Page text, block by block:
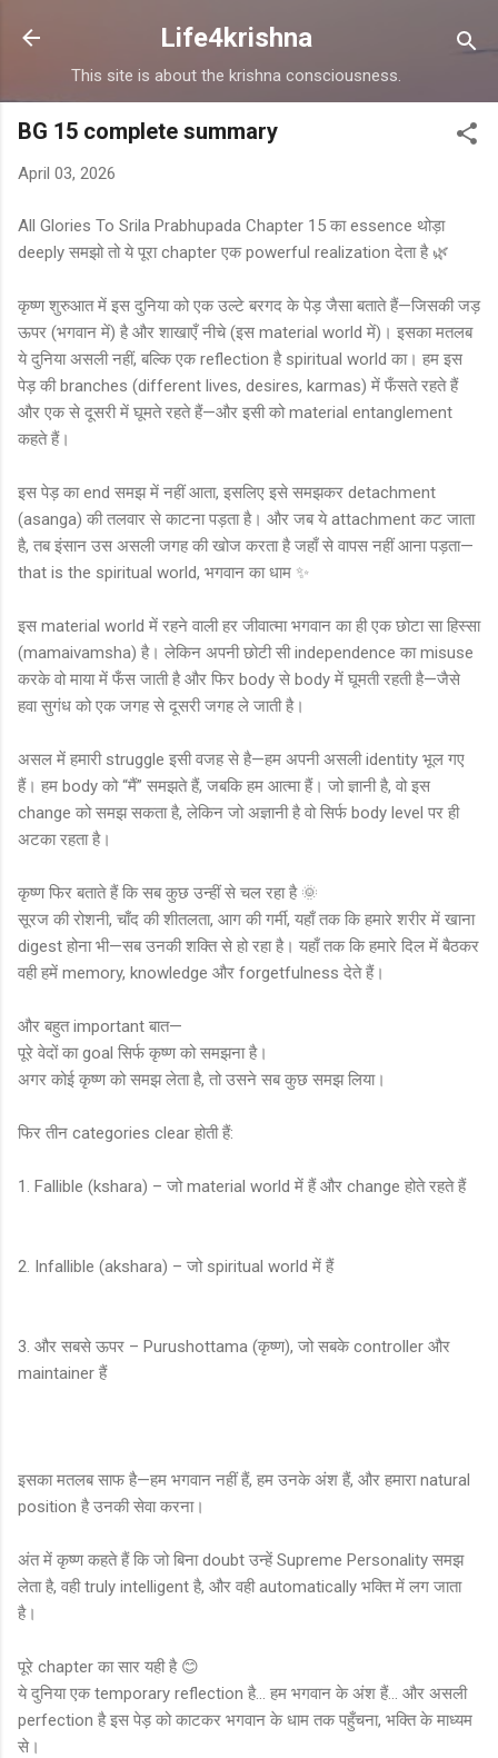
Skip to main content
Life4krishna
This site is about the krishna consciousness.
BG 15 complete summary
April 03, 2026
All Glories To Srila Prabhupada Chapter 15 का essence थोड़ा
deeply समझो तो ये पूरा chapter एक powerful realization देता है 🌿
कृष्ण शुरुआत में इस दुनिया को एक उल्टे बरगद के पेड़ जैसा बताते हैं—जिसकी जड़
ऊपर (भगवान में) है और शाखाएँ नीचे (इस material world में)। इसका मतलब
ये दुनिया असली नहीं, बल्कि एक reflection है spiritual world का। हम इस
पेड़ की branches (different lives, desires, karmas) में फँसते रहते हैं
और एक से दूसरी में घूमते रहते हैं—और इसी को material entanglement
कहते हैं।
इस पेड़ का end समझ में नहीं आता, इसलिए इसे समझकर detachment
(asanga) की तलवार से काटना पड़ता है। और जब ये attachment कट जाता
है, तब इंसान उस असली जगह की खोज करता है जहाँ से वापस नहीं आना पड़ता—
that is the spiritual world, भगवान का धाम ✨
इस material world में रहने वाली हर जीवात्मा भगवान का ही एक छोटा सा हिस्सा
(mamaivamsha) है। लेकिन अपनी छोटी सी independence का misuse
करके वो माया में फँस जाती है और फिर body से body में घूमती रहती है—जैसे
हवा सुगंध को एक जगह से दूसरी जगह ले जाती है।
असल में हमारी struggle इसी वजह से है—हम अपनी असली identity भूल गए
हैं। हम body को “मैं” समझते हैं, जबकि हम आत्मा हैं। जो ज्ञानी है, वो इस
change को समझ सकता है, लेकिन जो अज्ञानी है वो सिर्फ body level पर ही
अटका रहता है।
कृष्ण फिर बताते हैं कि सब कुछ उन्हीं से चल रहा है 🌞
सूरज की रोशनी, चाँद की शीतलता, आग की गर्मी, यहाँ तक कि हमारे शरीर में खाना
digest होना भी—सब उनकी शक्ति से हो रहा है। यहाँ तक कि हमारे दिल में बैठकर
वही हमें memory, knowledge और forgetfulness देते हैं।
और बहुत important बात—
पूरे वेदों का goal सिर्फ कृष्ण को समझना है।
अगर कोई कृष्ण को समझ लेता है, तो उसने सब कुछ समझ लिया।
फिर तीन categories clear होती हैं:
1. Fallible (kshara) – जो material world में हैं और change होते रहते हैं
2. Infallible (akshara) – जो spiritual world में हैं
3. और सबसे ऊपर – Purushottama (कृष्ण), जो सबके controller और
maintainer हैं
इसका मतलब साफ है—हम भगवान नहीं हैं, हम उनके अंश हैं, और हमारा natural
position है उनकी सेवा करना।
अंत में कृष्ण कहते हैं कि जो बिना doubt उन्हें Supreme Personality समझ
लेता है, वही truly intelligent है, और वही automatically भक्ति में लग जाता
है।
पूरे chapter का सार यही है 😊
ये दुनिया एक temporary reflection है… हम भगवान के अंश हैं… और असली
perfection है इस पेड़ को काटकर भगवान के धाम तक पहुँचना, भक्ति के माध्यम
से।